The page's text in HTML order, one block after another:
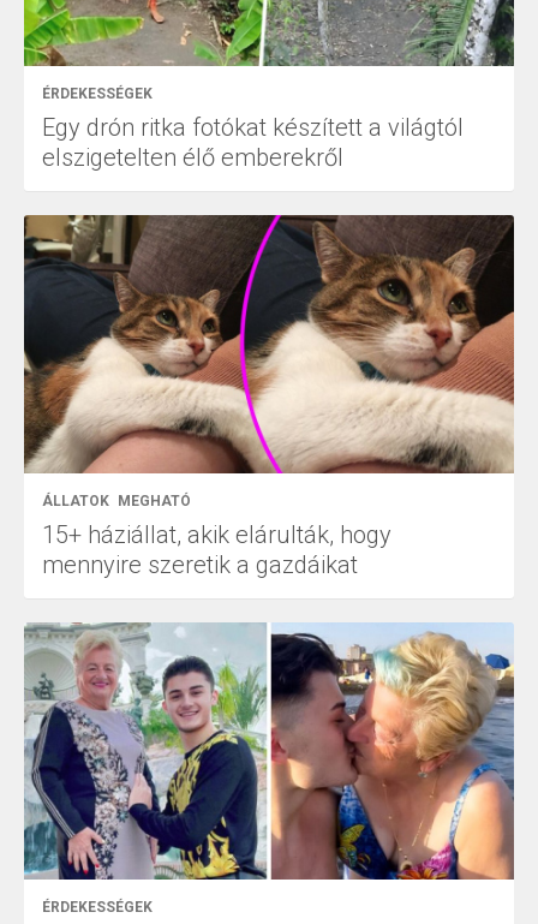
ÉRDEKESSÉGEK
Egy drón ritka fotókat készített a világtól
elszigetelten élő emberekről
ÁLLATOK MEGHATÓ
15+ háziállat, akik elárulták, hogy
mennyire szeretik a gazdáikat
ÉRDEKESSÉGEK